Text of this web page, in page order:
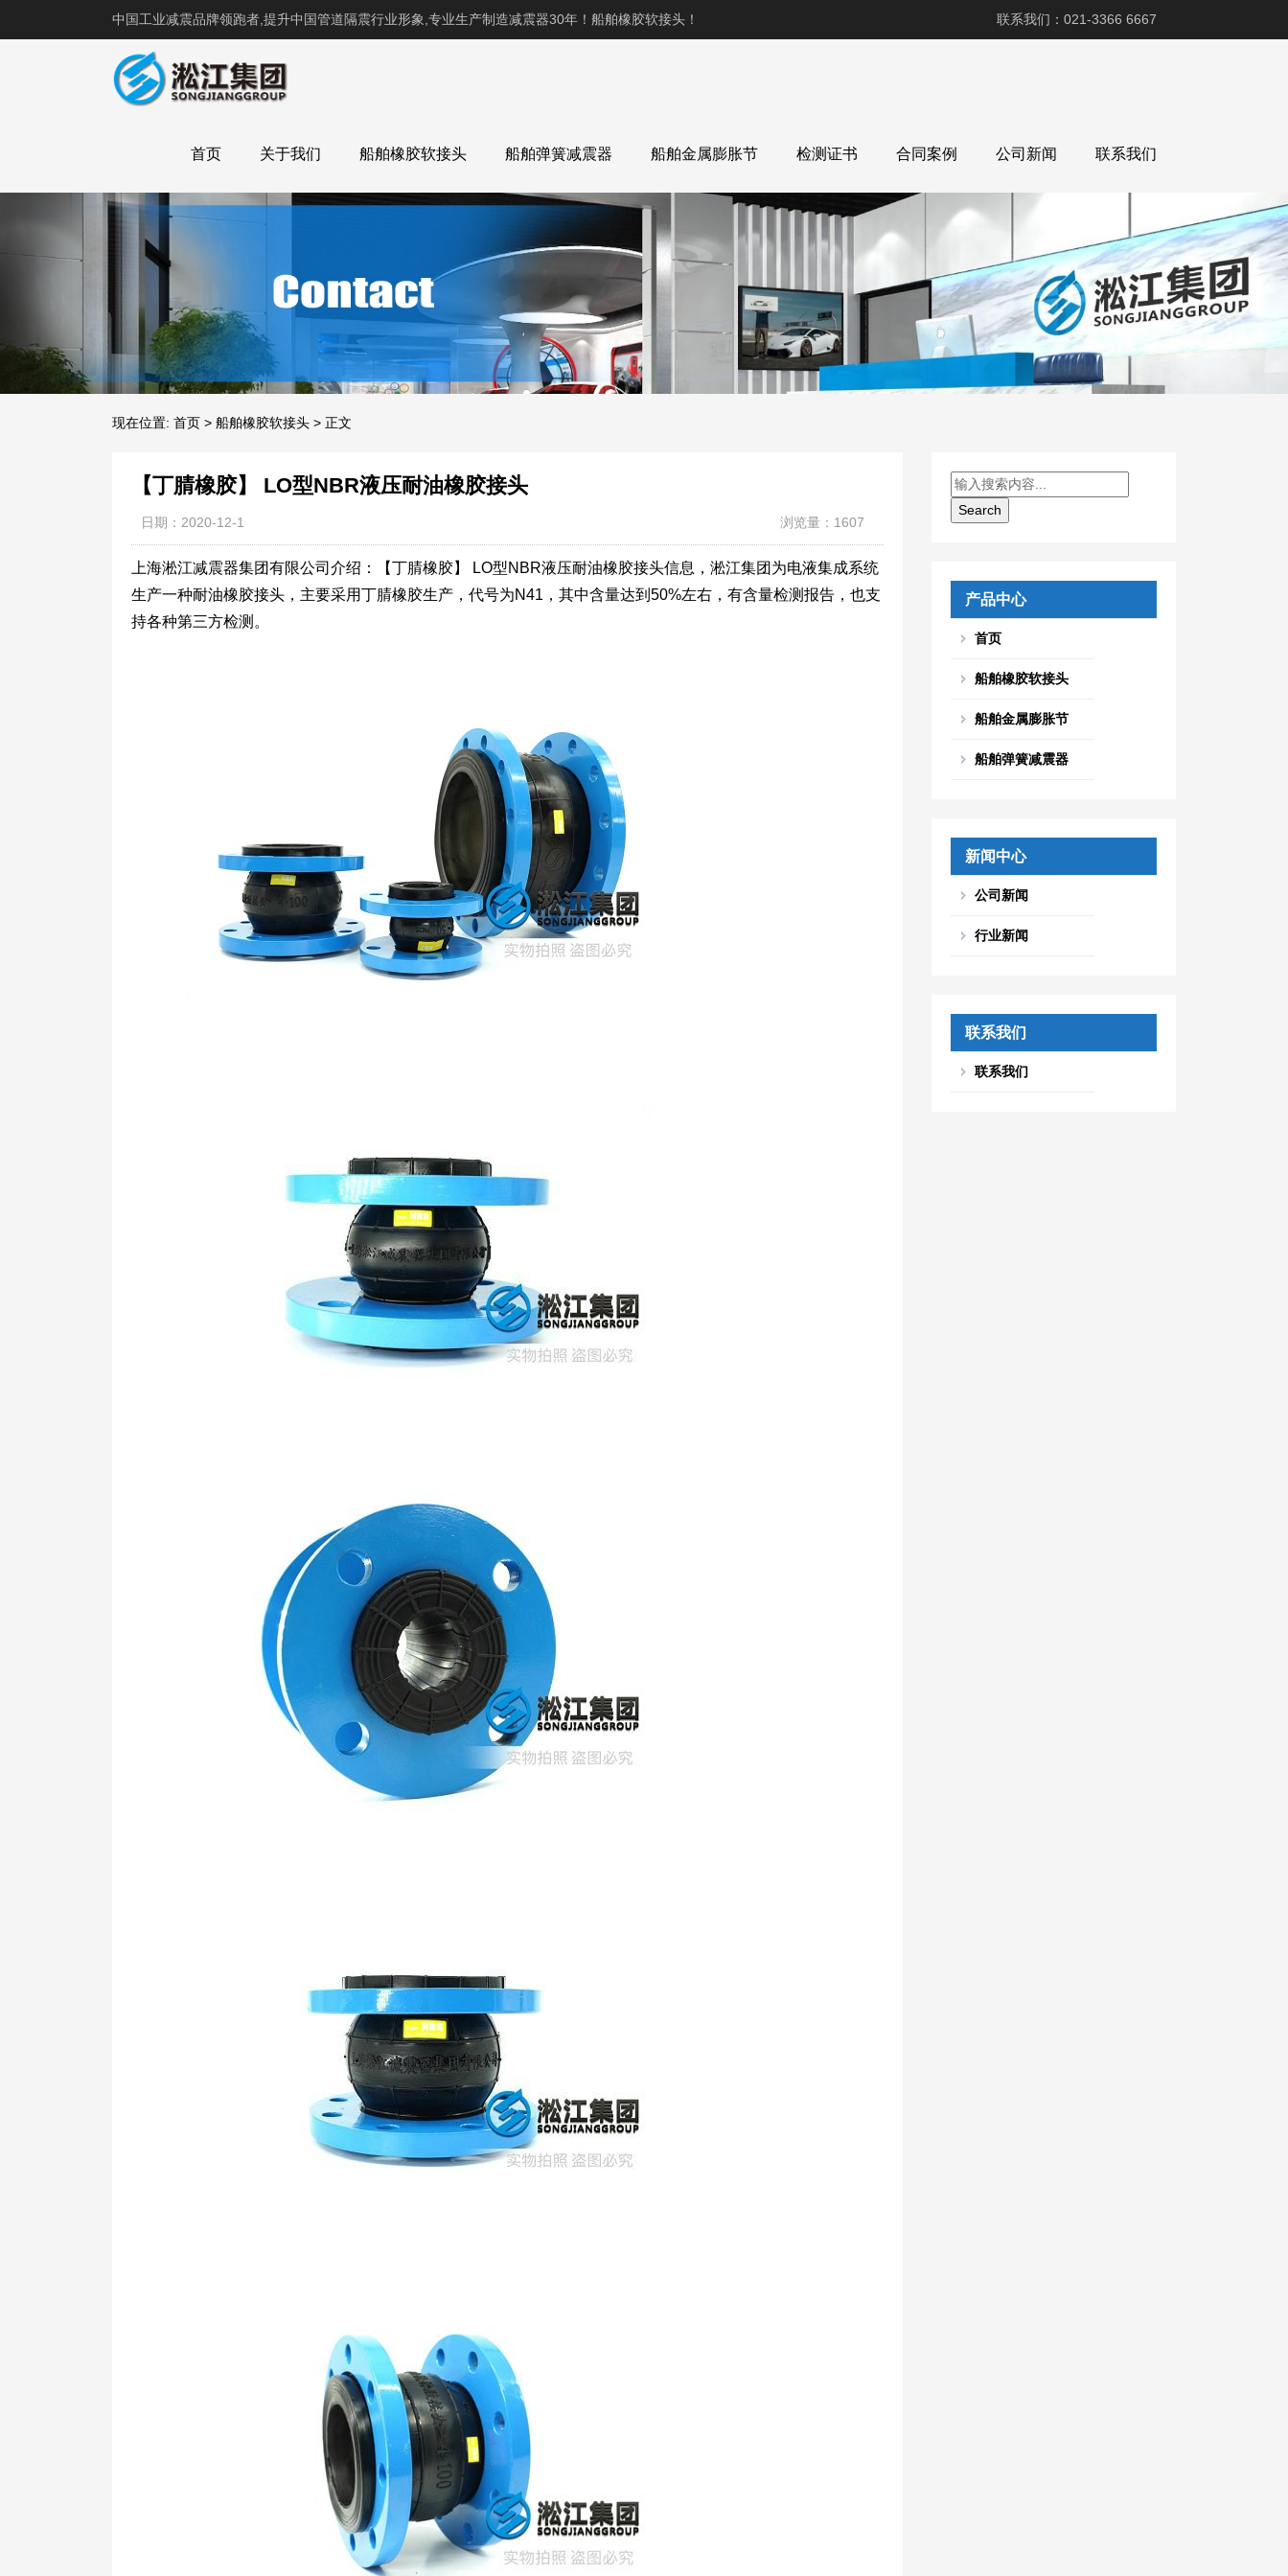
中国工业减震品牌领跑者,提升中国管道隔震行业形象,专业生产制造减震器30年！船舶橡胶软接头！ 联系我们：021-3366 6667
首页 关于我们 船舶橡胶软接头 船舶弹簧减震器 船舶金属膨胀节 检测证书 合同案例 公司新闻 联系我们
现在位置: 首页 > 船舶橡胶软接头 > 正文
【丁腈橡胶】 LO型NBR液压耐油橡胶接头
日期：2020-12-1 浏览量：1607
上海淞江减震器集团有限公司介绍：【丁腈橡胶】 LO型NBR液压耐油橡胶接头信息，淞江集团为电液集成系统
生产一种耐油橡胶接头，主要采用丁腈橡胶生产，代号为N41，其中含量达到50%左右，有含量检测报告，也支
持各种第三方检测。
产品中心
首页
船舶橡胶软接头
船舶金属膨胀节
船舶弹簧减震器
新闻中心
公司新闻
行业新闻
联系我们
联系我们